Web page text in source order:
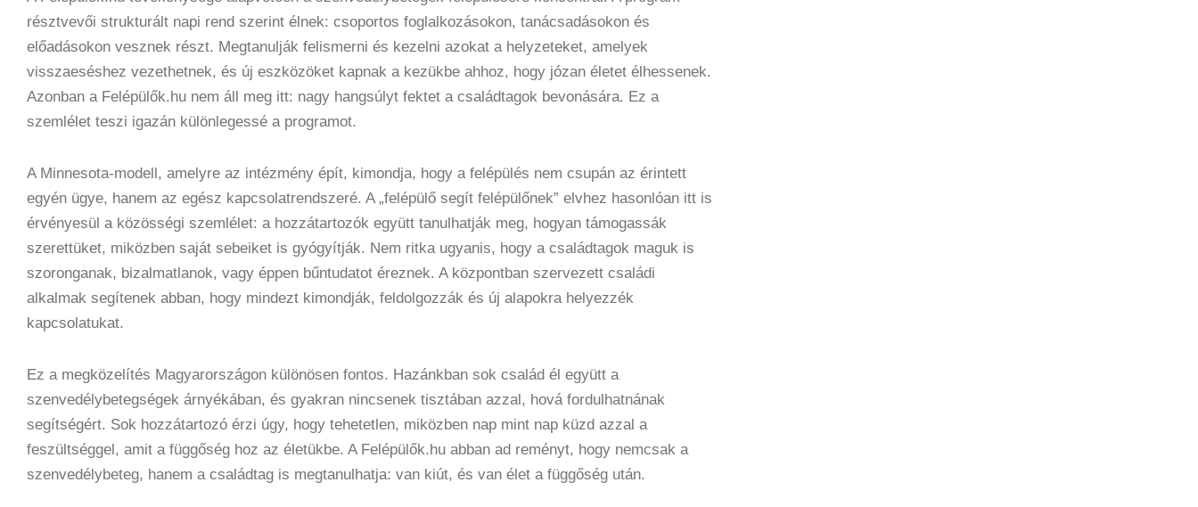
résztvevői strukturált napi rend szerint élnek: csoportos foglalkozásokon, tanácsadásokon és
előadásokon vesznek részt. Megtanulják felismerni és kezelni azokat a helyzeteket, amelyek
visszaeséshez vezethetnek, és új eszközöket kapnak a kezükbe ahhoz, hogy józan életet élhessenek.
Azonban a Felépülők.hu nem áll meg itt: nagy hangsúlyt fektet a családtagok bevonására. Ez a
szemlélet teszi igazán különlegessé a programot.
A Minnesota-modell, amelyre az intézmény épít, kimondja, hogy a felépülés nem csupán az érintett
egyén ügye, hanem az egész kapcsolatrendszeré. A „felépülő segít felépülőnek” elvhez hasonlóan itt is
érvényesül a közösségi szemlélet: a hozzátartozók együtt tanulhatják meg, hogyan támogassák
szerettüket, miközben saját sebeiket is gyógyítják. Nem ritka ugyanis, hogy a családtagok maguk is
szoronganak, bizalmatlanok, vagy éppen bűntudatot éreznek. A központban szervezett családi
alkalmak segítenek abban, hogy mindezt kimondják, feldolgozzák és új alapokra helyezzék
kapcsolatukat.
Ez a megközelítés Magyarországon különösen fontos. Hazánkban sok család él együtt a
szenvedélybetegségek árnyékában, és gyakran nincsenek tisztában azzal, hová fordulhatnának
segítségért. Sok hozzátartozó érzi úgy, hogy tehetetlen, miközben nap mint nap küzd azzal a
feszültséggel, amit a függőség hoz az életükbe. A Felépülők.hu abban ad reményt, hogy nemcsak a
szenvedélybeteg, hanem a családtag is megtanulhatja: van kiút, és van élet a függőség után.